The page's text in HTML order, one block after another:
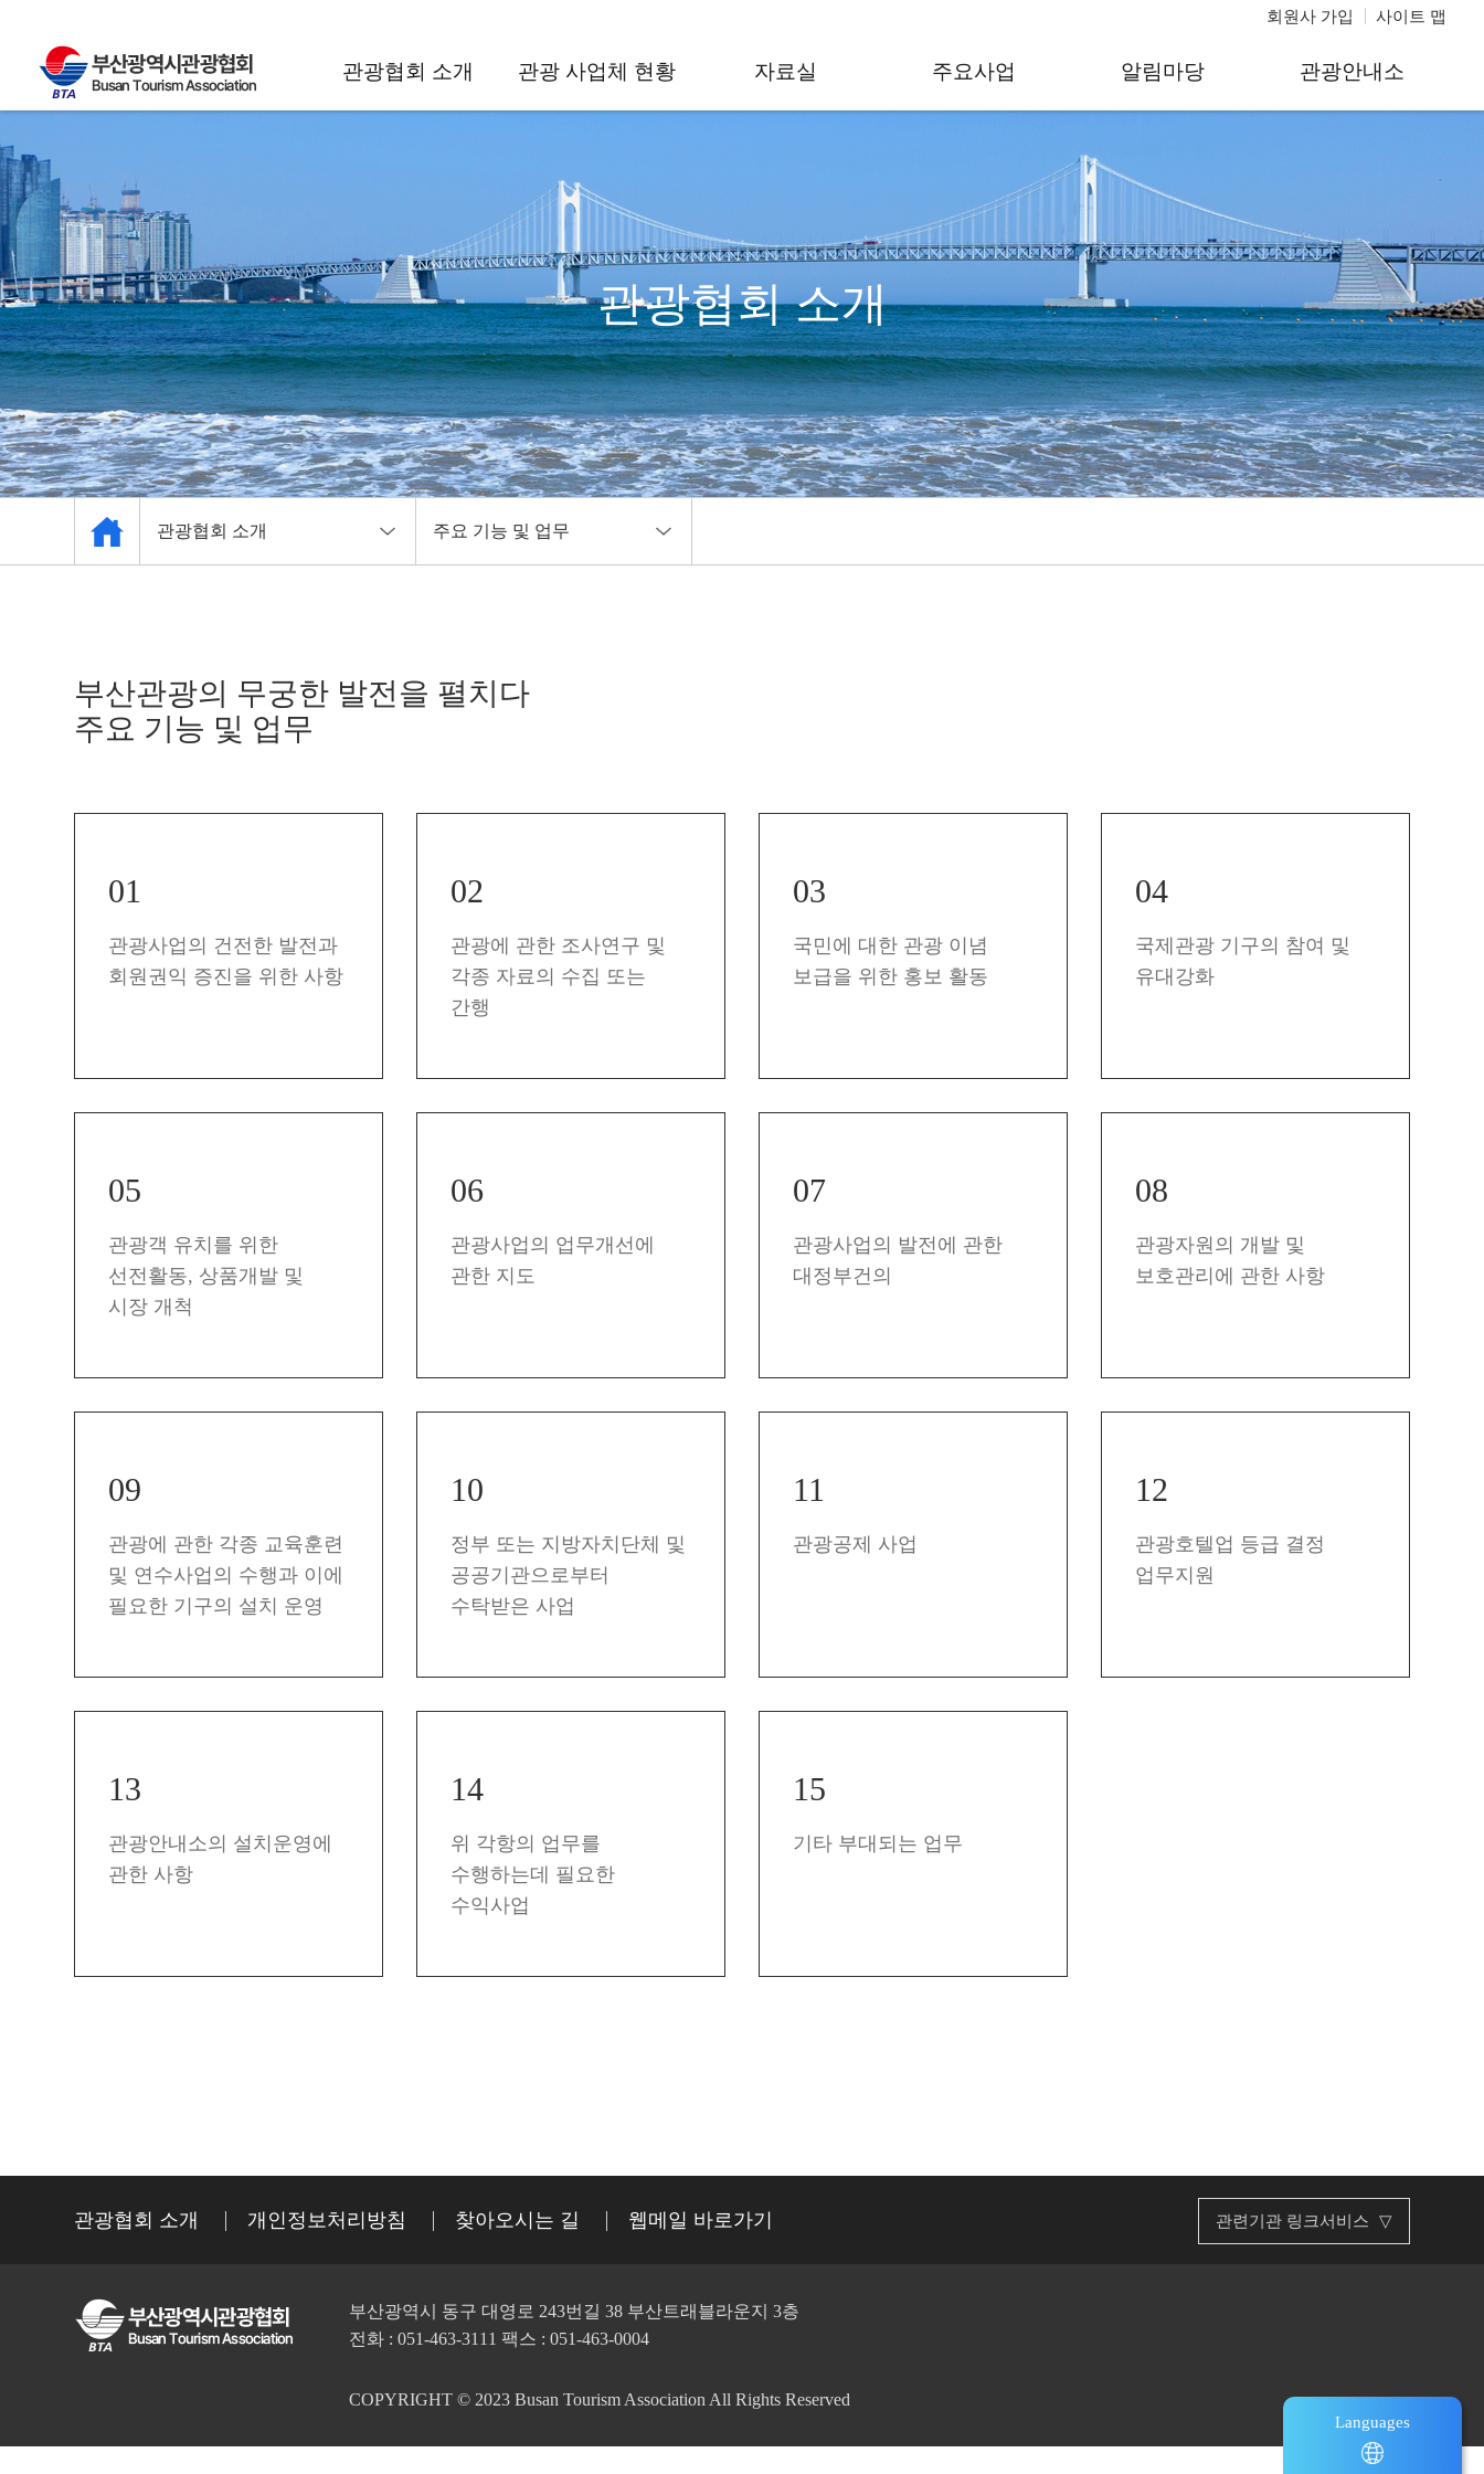
회원사 가입 사이트 맵
관광협회 소개 관광 사업체 현황 자료실 주요사업 알림마당 관광안내소
Languages
관광협회 소개
관광협회 소개
자료실
주요 기능 및 업무
조직도
오시는 길
부산관광의 무궁한 발전을 펼치다
주요 기능 및 업무
01
관광사업의 건전한 발전과
회원권익 증진을 위한 사항
02
관광에 관한 조사연구 및
각종 자료의 수집 또는
간행
03
국민에 대한 관광 이념
보급을 위한 홍보 활동
04
국제관광 기구의 참여 및
유대강화
05
관광객 유치를 위한
선전활동, 상품개발 및
시장 개척
06
관광사업의 업무개선에
관한 지도
07
관광사업의 발전에 관한
대정부건의
08
관광자원의 개발 및
보호관리에 관한 사항
09
관광에 관한 각종 교육훈련
및 연수사업의 수행과 이에
필요한 기구의 설치 운영
10
정부 또는 지방자치단체 및
공공기관으로부터
수탁받은 사업
11
관광공제 사업
12
관광호텔업 등급 결정
업무지원
13
관광안내소의 설치운영에
관한 사항
14
위 각항의 업무를
수행하는데 필요한
수익사업
15
기타 부대되는 업무
관광협회 소개 개인정보처리방침 찾아오시는 길 웹메일 바로가기 관련기관 링크서비스 ▽
부산광역시 동구 대영로 243번길 38 부산트래블라운지 3층
전화 : 051-463-3111 팩스 : 051-463-0004
COPYRIGHT © 2023 Busan Tourism Association All Rights Reserved